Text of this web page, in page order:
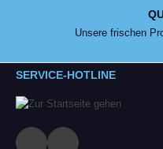
Unsere frischen
SERVICE-HOTLINE